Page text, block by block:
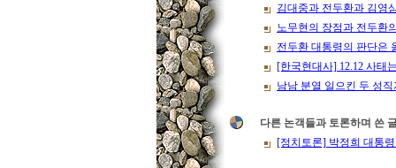
김대중과 전두환과 김영
노무현의 장점과 전두환
전두환 대통령의 판단은
[한국현대사] 12.12 사태
남남 분열 일으킨 두 성
다른 논객들과 토론하며 쓴
[정치토론] 박정희 대통